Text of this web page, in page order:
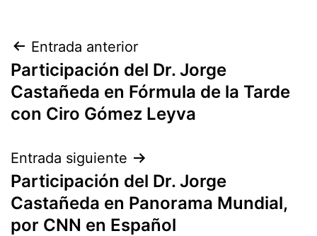
Navegación
de
entradas
Entrada anterior
Participación del Dr. Jorge
Castañeda en Fórmula de la Tarde
con Ciro Gómez Leyva
Entrada siguiente
Participación del Dr. Jorge
Castañeda en Panorama Mundial,
por CNN en Español